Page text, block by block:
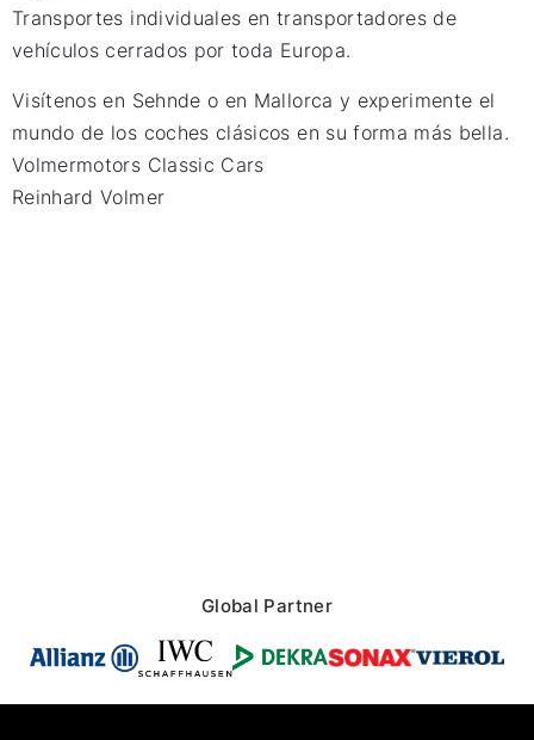
Transportes individuales en transportadores de
vehículos cerrados por toda Europa.
Visítenos en Sehnde o en Mallorca y experimente el
mundo de los coches clásicos en su forma más bella.
Volmermotors Classic Cars
Reinhard Volmer
Global Partner